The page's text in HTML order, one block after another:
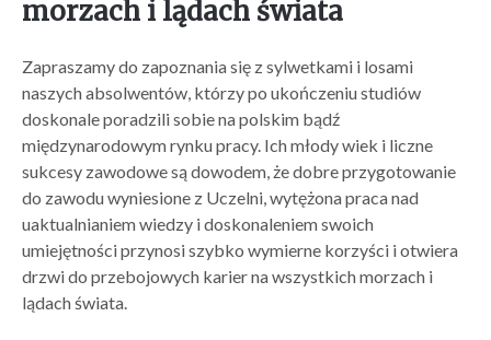
morzach i lądach świata
Zapraszamy do zapoznania się z sylwetkami i losami
naszych absolwentów, którzy po ukończeniu studiów
doskonale poradzili sobie na polskim bądź
międzynarodowym rynku pracy. Ich młody wiek i liczne
sukcesy zawodowe są dowodem, że dobre przygotowanie
do zawodu wyniesione z Uczelni, wytężona praca nad
uaktualnianiem wiedzy i doskonaleniem swoich
umiejętności przynosi szybko wymierne korzyści i otwiera
drzwi do przebojowych karier na wszystkich morzach i
lądach świata.